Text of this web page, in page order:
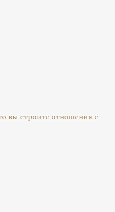
вы строите отношения с